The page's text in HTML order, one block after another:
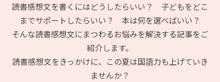
読書感想文を書くにはどうしたらいい？ 子どもをどこ
までサポートしたらいい？ 本は何を選べばいい？
そんな読書感想文にまつわるお悩みを解決する記事をご
紹介します。
読書感想文をきっかけに、この夏は国語力も上げていき
ませんか？